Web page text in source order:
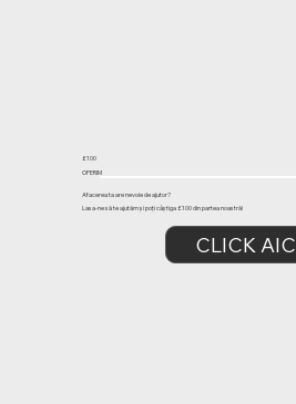
OFERIM
£100
Afacerea ta are nevoie de ajutor?
Lasa-ne să te ajutăm și poți câștiga £100 din partea noastră!
CLICK